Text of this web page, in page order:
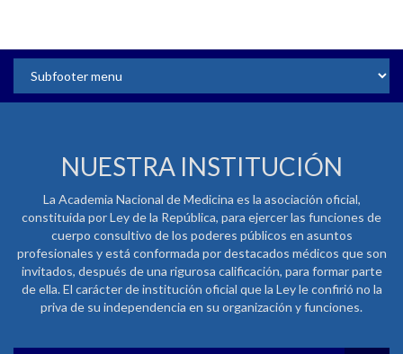
NUESTRA INSTITUCIÓN
La Academia Nacional de Medicina es la asociación oficial,
constituida por Ley de la República, para ejercer las funciones de
cuerpo consultivo de los poderes públicos en asuntos
profesionales y está conformada por destacados médicos que son
invitados, después de una rigurosa calificación, para formar parte
de ella. El carácter de institución oficial que la Ley le confirió no la
priva de su independencia en su organización y funciones.